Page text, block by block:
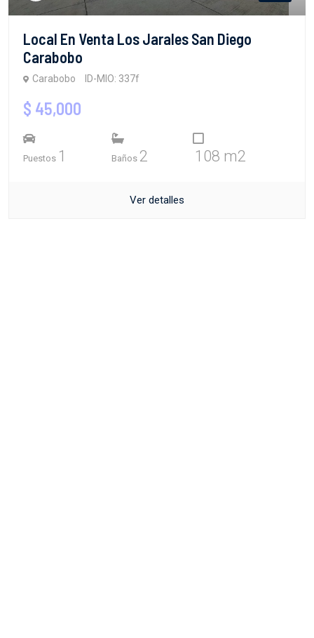
Local En Venta Los Jarales San Diego
Carabobo
Carabobo ID-MIO: 337f
$ 45,000
Puestos 1 Baños 2 108 m2
Ver detalles